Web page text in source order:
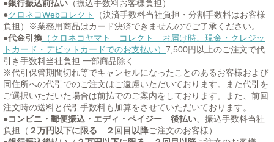
●銀行振込前払い （振込手数料お客様負担）
●クロネコWebコレクト
（決済手数料当社負担・分割手数料はお客様
負担）※業務用商品はカード決済できませんのでご了承ください。
●代金引換 （クロネコヤマト コレクト お届け時、現金・クレジッ
トカード・デビットカードでのお支払い） 7,500円以上のご注文で代
引き手数料当社負担 一部商品除く
※代引保管期間切れ等でキャンセルになったことのあるお客様および
同住所への代引でのご注文はご遠慮いただいております。また代引を
ご選択いただいた場合は前払でのご案内をしております。また、前回
注文時の送料と代引手数料も加算をさせていただいております。
●コンビニ・郵便振込・エディ・ペイジー 後払い 、振込手数料当社
負担（ ２万円以下に限る ２回目以降ご注文のお客様）